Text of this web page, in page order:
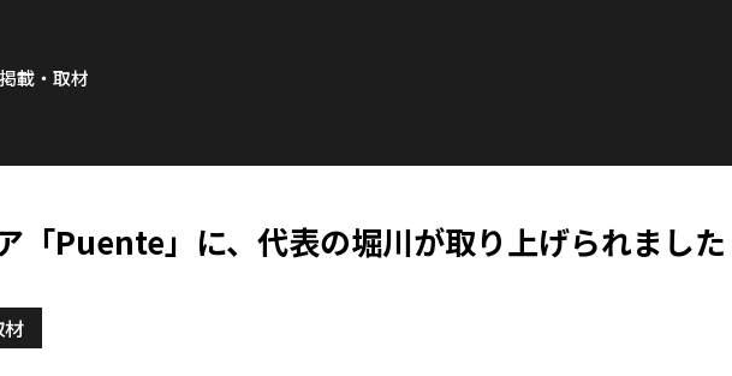
載・取材
「Puente」に、代表の堀川が取り上げられまし